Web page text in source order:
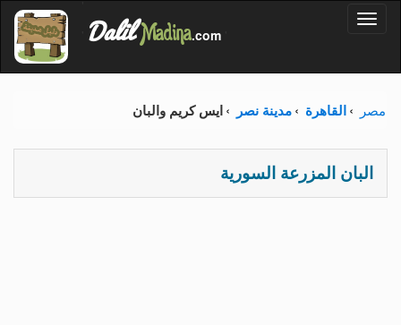
'
Dalil Madina.com
مصر القاهرة مدينة نصر ايس كريم والبان
البان المزرعة السورية